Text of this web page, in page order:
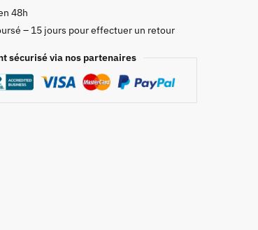
48h
– 15 jours pour effectuer un retour
sécurisé via nos partenaires